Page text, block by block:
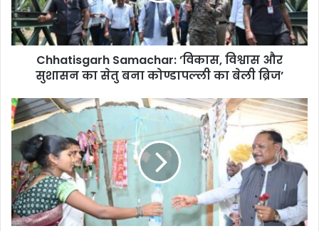
का
सेतु
बना
कोण्डापल्ली
ब्रिज’
Chhatisgarh Samachar: ’विकास, विश्वास और
सुशासन का सेतु बना कोण्डापल्ली का बेली ब्रिज’
Cg
Current
News:
’जब
मुख्यमंत्री
रुके
एक
छोटी-
सी